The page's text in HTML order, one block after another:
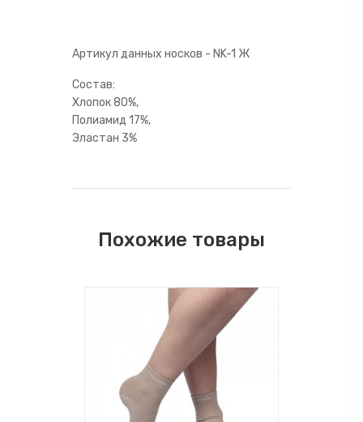
Артикул данных носков - NK-1 Ж
Cостав:
Хлопок 80%,
Полиамид 17%,
Эластан 3%
Похожие товары